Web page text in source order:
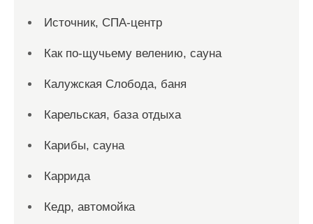
Источник, СПА-центр
Как по-щучьему велению, сауна
Калужская Слобода, баня
Карельская, база отдыха
Карибы, сауна
Каррида
Кедр, автомойка